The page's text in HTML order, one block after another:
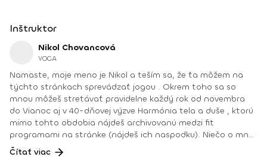
Inštruktor
Nikol Chovancová
YOGA
Namaste, moje meno je Nikol a teším sa, že ťa môžem na
týchto stránkach sprevádzať jogou . Okrem toho sa so
mnou môžeš stretávať pravidelne každý rok od novembra
do Vianoc aj v 40-dňovej výzve Harmónia tela a duše , ktorú
mimo tohto obdobia nájdeš archivovanú medzi fit
programami na stránke (nájdeš ich naspodku). Niečo o mne.
Od detstva som sa venovala rôznym druhom pohybu, najmä
tancu, pri ktorom som cítila slobodu a radosť. Neskôr som
Čítať viac